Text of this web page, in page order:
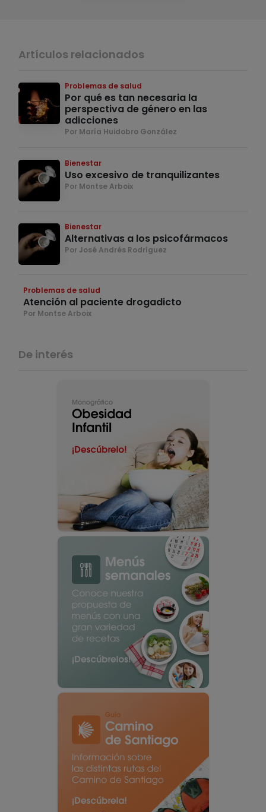
Artículos relacionados
Problemas de salud
Por qué es tan necesaria la
perspectiva de género en las
adicciones
Por María Huidobro González
Bienestar
Uso excesivo de tranquilizantes
Por Montse Arboix
Bienestar
Alternativas a los psicofármacos
Por José Andrés Rodríguez
Problemas de salud
Atención al paciente drogadicto
Por Montse Arboix
De interés